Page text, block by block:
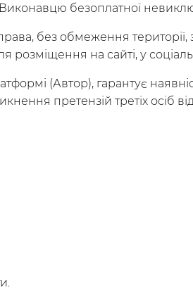
безоплатної
права, без обмеження
розміщення на сайті, у
(Автор), гарантує
претензій третіх осіб